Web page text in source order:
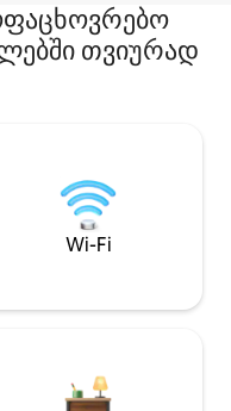
თვიურად
Wi-Fi